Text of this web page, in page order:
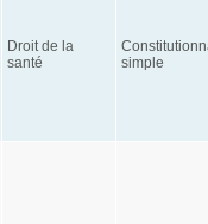
Droit de la
santé
simple